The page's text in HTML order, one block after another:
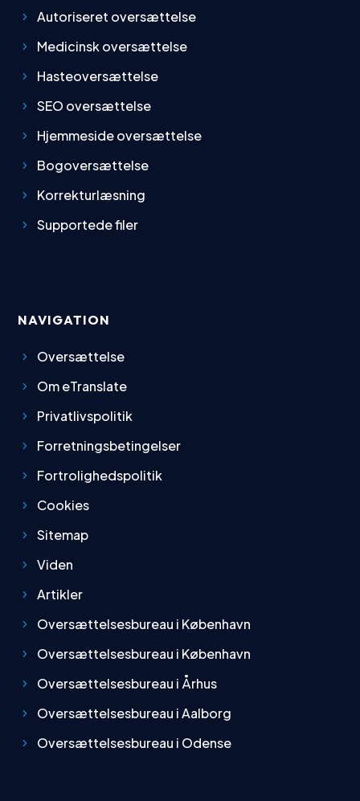
Autoriseret oversættelse
Medicinsk oversættelse
Hasteoversættelse
SEO oversættelse
Hjemmeside oversættelse
Bogoversættelse
Korrekturlæsning
Supportede filer
NAVIGATION
Oversættelse
Om eTranslate
Privatlivspolitik
Forretningsbetingelser
Fortrolighedspolitik
Cookies
Sitemap
Viden
Artikler
Oversættelsesbureau i København
Oversættelsesbureau i København
Oversættelsesbureau i Århus
Oversættelsesbureau i Aalborg
Oversættelsesbureau i Odense